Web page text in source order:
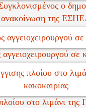
ο
ανακοίνωση της
σε
στο λιμάνι